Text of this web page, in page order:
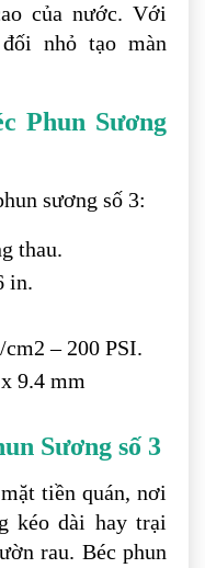
của nước. Với
nhỏ tạo màn
Phun Sương
sương số 3:
thau.
in.
– 200 PSI.
9.4 mm
Sương số 3
tiền quán, nơi
kéo dài hay trại
rau. Béc phun